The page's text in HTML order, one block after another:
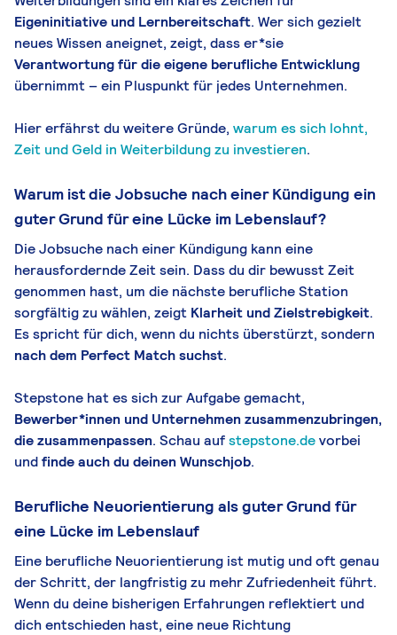
Eigeninitiative und Lernbereitschaft. Wer sich gezielt
neues Wissen aneignet, zeigt, dass er*sie
Verantwortung für die eigene berufliche Entwicklung
übernimmt – ein Pluspunkt für jedes Unternehmen.
Hier erfährst du weitere Gründe, warum es sich lohnt,
Zeit und Geld in Weiterbildung zu investieren.
Warum ist die Jobsuche nach einer Kündigung ein
guter Grund für eine Lücke im Lebenslauf?
Die Jobsuche nach einer Kündigung kann eine
herausfordernde Zeit sein. Dass du dir bewusst Zeit
genommen hast, um die nächste berufliche Station
sorgfältig zu wählen, zeigt Klarheit und Zielstrebigkeit.
Es spricht für dich, wenn du nichts überstürzt, sondern
nach dem Perfect Matchsuchst.
Stepstone hat es sich zur Aufgabe gemacht,
Bewerber*innen und Unternehmen zusammenzubringen,
die zusammenpassen. Schau aufstepstone.devorbei
undfinde auch du deinen Wunschjob.
Berufliche Neuorientierung als guter Grund für
eine Lücke im Lebenslauf
Eine berufliche Neuorientierung ist mutig und oft genau
der Schritt, der langfristig zu mehr Zufriedenheit führt.
Wenn du deine bisherigen Erfahrungen reflektiert und
dich entschieden hast, eine neue Richtung